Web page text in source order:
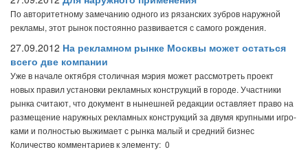
По авторитетному замечанию одного из рязанских зубров наружной
рекламы, этот рынок постоянно развивается с самого рождения.
27.09.2012 На рекламном рынке Москвы может остаться
всего две компании
Уже в начале октября столичная мэрия может рассмотреть проект
новых правил установки рекламных конст­рукций в городе. Участники
рынка считают, что документ в нынешней редакции оставляет право на
размещение наружных рекламных конст­рукций за двумя крупными игро­
ками и полностью выжимает с рынка малый и средний бизнес
Количество комментариев к элементу: 0